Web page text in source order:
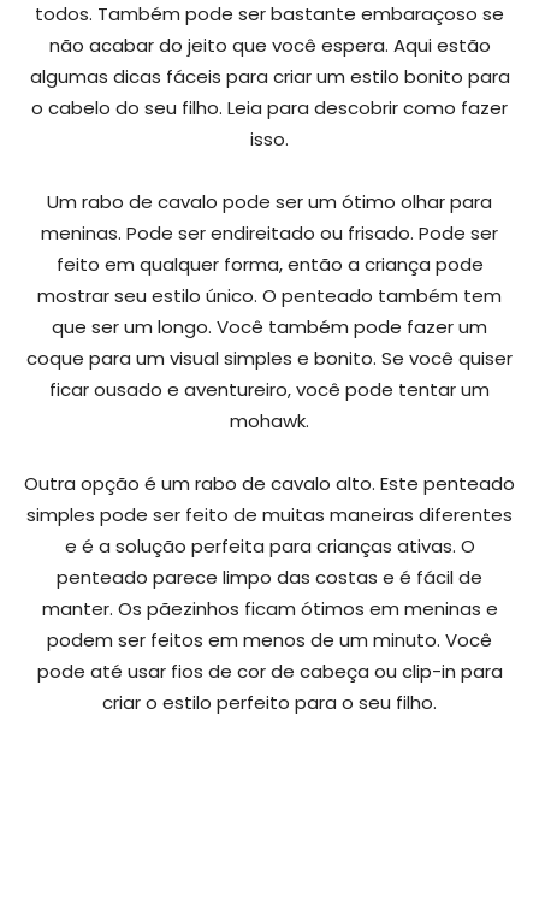
todos. Também pode ser bastante embaraçoso se
não acabar do jeito que você espera. Aqui estão
algumas dicas fáceis para criar um estilo bonito para
o cabelo do seu filho. Leia para descobrir como fazer
isso.
Um rabo de cavalo pode ser um ótimo olhar para
meninas. Pode ser endireitado ou frisado. Pode ser
feito em qualquer forma, então a criança pode
mostrar seu estilo único. O penteado também tem
que ser um longo. Você também pode fazer um
coque para um visual simples e bonito. Se você quiser
ficar ousado e aventureiro, você pode tentar um
mohawk.
Outra opção é um rabo de cavalo alto. Este penteado
simples pode ser feito de muitas maneiras diferentes
e é a solução perfeita para crianças ativas. O
penteado parece limpo das costas e é fácil de
manter. Os pãezinhos ficam ótimos em meninas e
podem ser feitos em menos de um minuto. Você
pode até usar fios de cor de cabeça ou clip-in para
criar o estilo perfeito para o seu filho.